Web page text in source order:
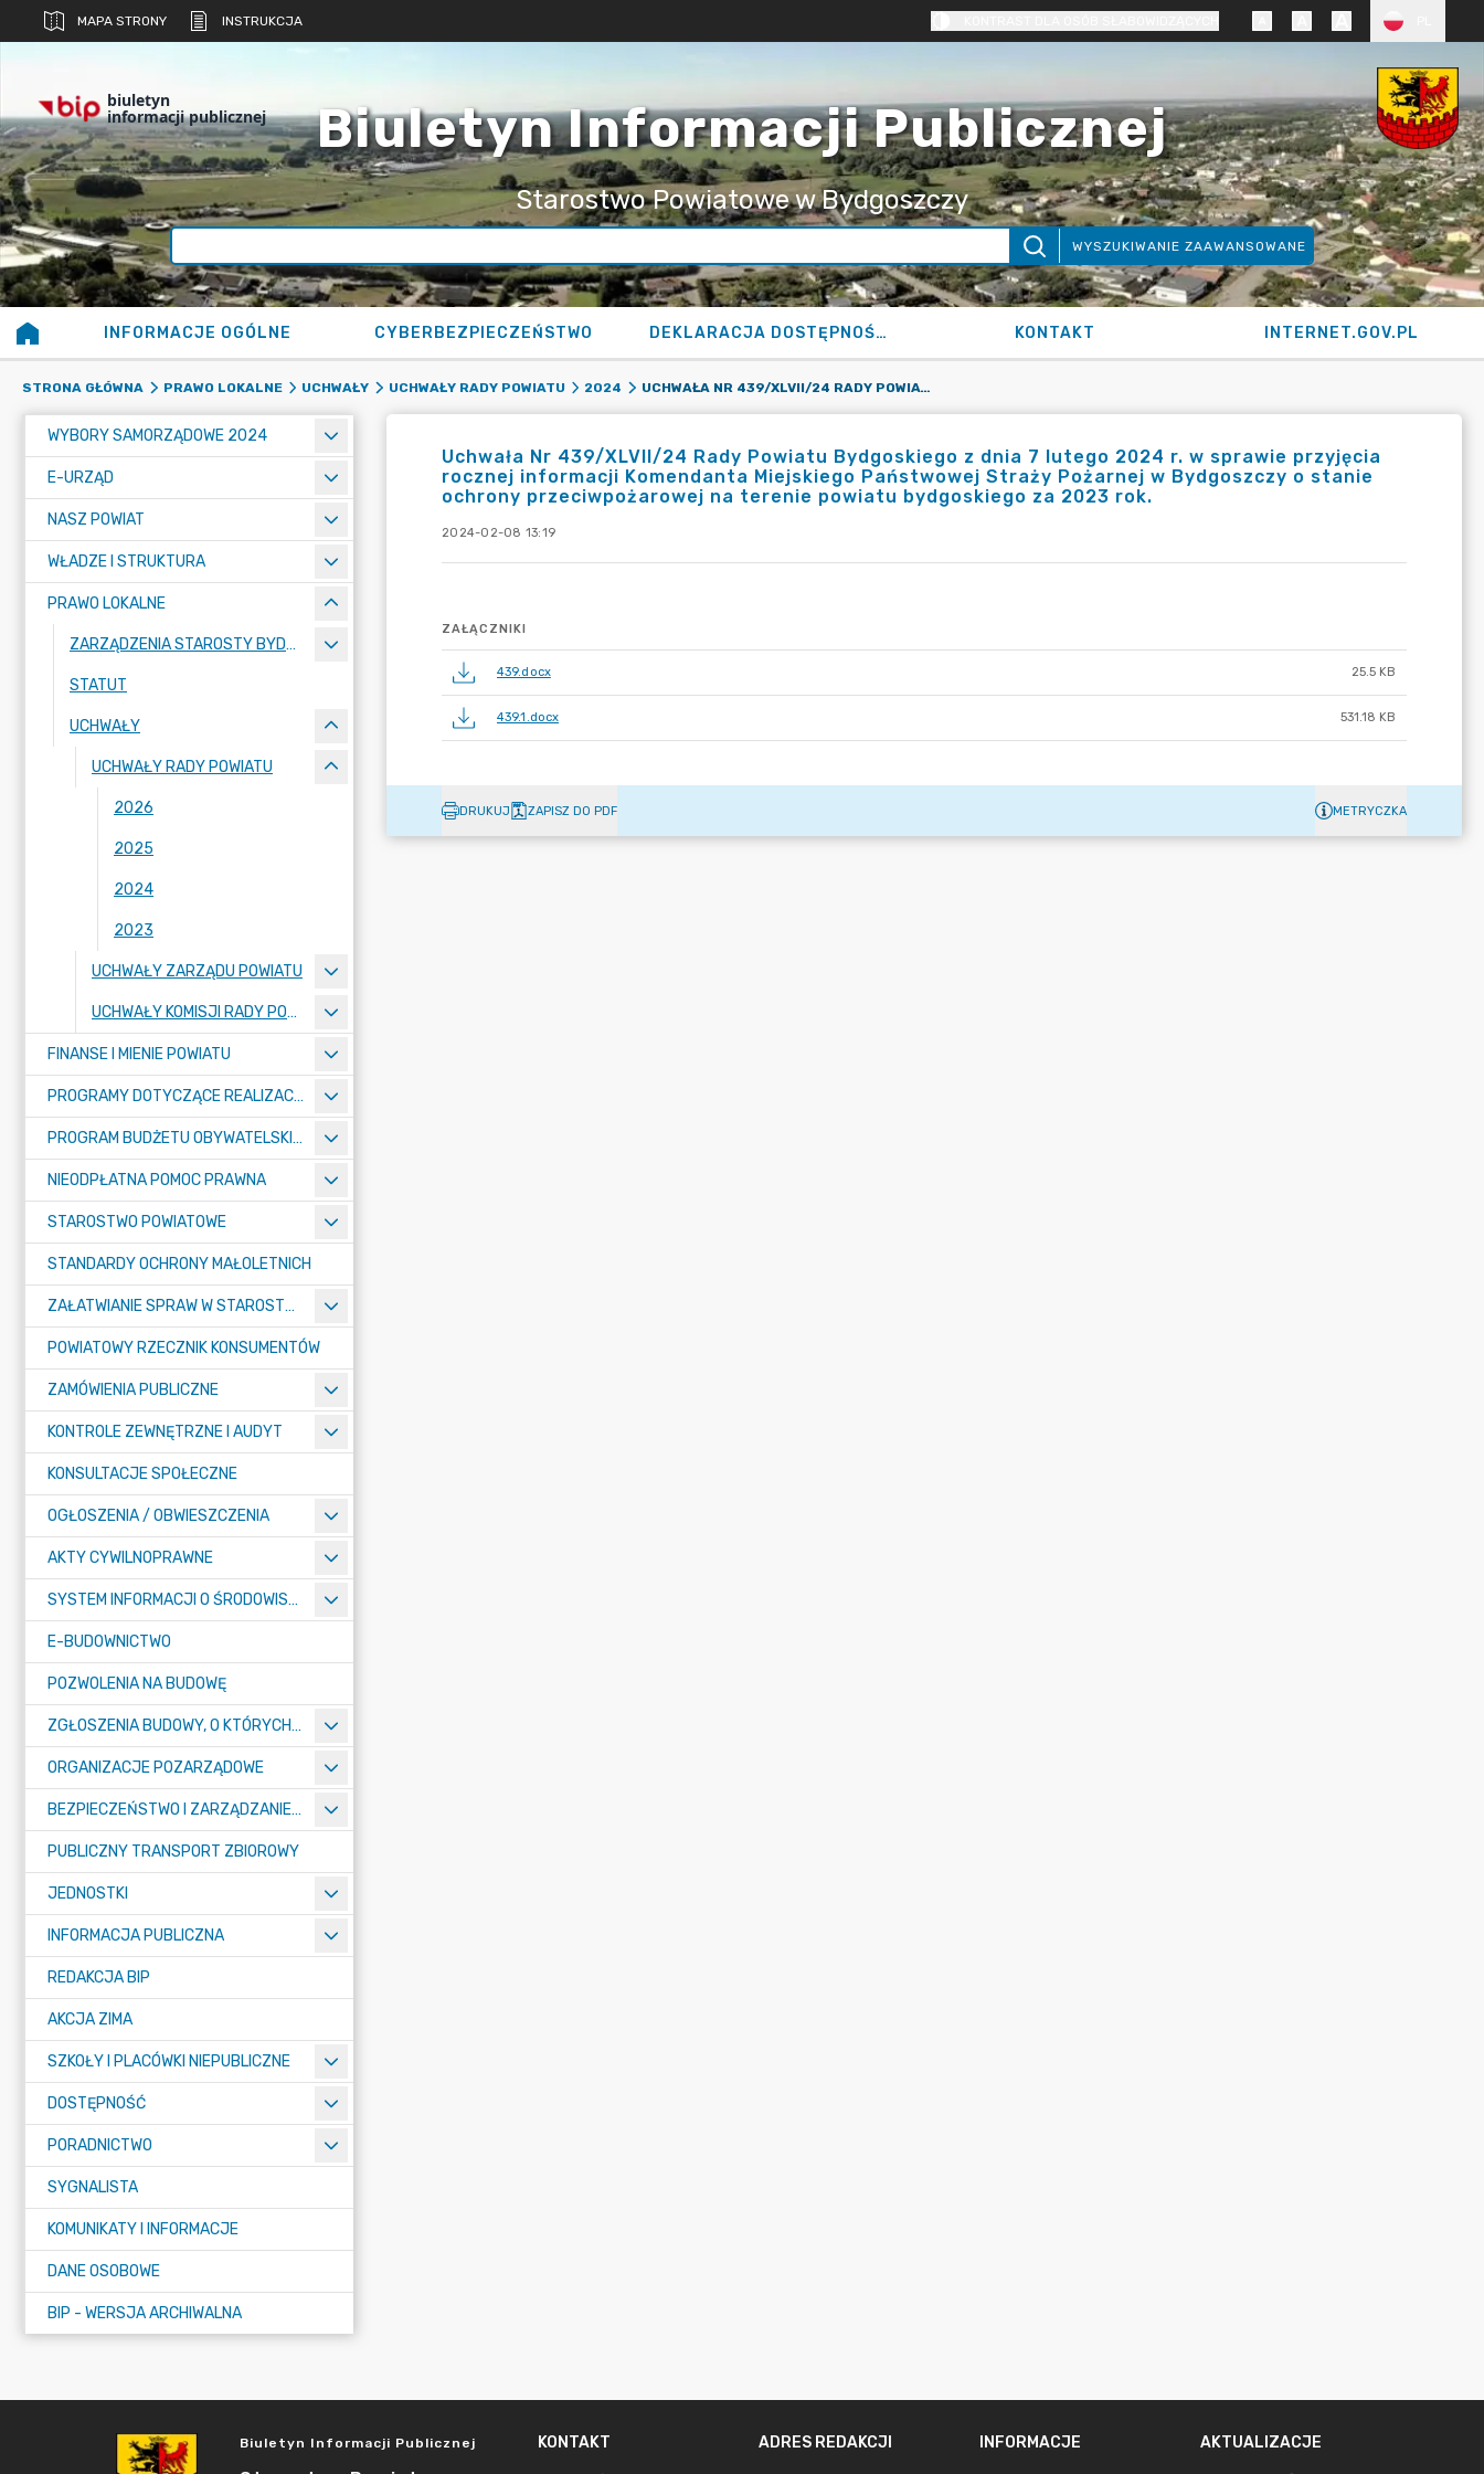
MAPA STRONY INSTRUKCJA
biuletyn
informacji publicznej Biuletyn Informacji Publicznej
Starostwo Powiatowe w Bydgoszczy
WYSZUKIWANIE ZAAWANSOWANE
INFORMACJE OGÓLNE CYBERBEZPIECZEŃSTWO DEKLARACJA DOSTĘPNOŚCI KONTAKT INTERNET.GOV.PL
STRONA GŁÓWNA PRAWO LOKALNE UCHWAŁY UCHWAŁY RADY POWIATU 2024 UCHWAŁA NR 439/XLVII/24 RADY POWIATU BYDGOSKIEGO Z DNIA 7 LUTEGO 2024 R. W SPRAWIE PRZYJĘCIA ROCZNEJ INFORMACJI KOMENDANTA MIEJSKIEGO PAŃSTWOWEJ STRAŻY POŻARNEJ W BYDGOSZCZY O STANIE OCHRONY PRZECIWPOŻAROWEJ NA TERENIE POWIATU BYDGOSKIEGO ZA 2023 ROK.
WYBORY SAMORZĄDOWE 2024
E-URZĄD
NASZ POWIAT
WŁADZE I STRUKTURA
PRAWO LOKALNE
ZARZĄDZENIA STAROSTY BYDGOSKIEGO
STATUT
UCHWAŁY
UCHWAŁY RADY POWIATU
2026
2025
2024
2023
UCHWAŁY ZARZĄDU POWIATU
UCHWAŁY KOMISJI RADY POWIATU
FINANSE I MIENIE POWIATU
PROGRAMY DOTYCZĄCE REALIZACJI ZADAŃ PUBLICZNYCH
PROGRAM BUDŻETU OBYWATELSKIEGO POWIATU BYDGOSKIEGO
NIEODPŁATNA POMOC PRAWNA
STAROSTWO POWIATOWE
STANDARDY OCHRONY MAŁOLETNICH
ZAŁATWIANIE SPRAW W STAROSTWIE
POWIATOWY RZECZNIK KONSUMENTÓW
ZAMÓWIENIA PUBLICZNE
KONTROLE ZEWNĘTRZNE I AUDYT
KONSULTACJE SPOŁECZNE
OGŁOSZENIA / OBWIESZCZENIA
AKTY CYWILNOPRAWNE
SYSTEM INFORMACJI O ŚRODOWISKU
E-BUDOWNICTWO
POZWOLENIA NA BUDOWĘ
ZGŁOSZENIA BUDOWY, O KTÓRYCH MOWA W ART. 29 UST. 1 PKT 1A, 2B I 19A USTAWY PRAWO BUDOWLANE
ORGANIZACJE POZARZĄDOWE
BEZPIECZEŃSTWO I ZARZĄDZANIE KRYZYSOWE
PUBLICZNY TRANSPORT ZBIOROWY
JEDNOSTKI
INFORMACJA PUBLICZNA
REDAKCJA BIP
AKCJA ZIMA
SZKOŁY I PLACÓWKI NIEPUBLICZNE
DOSTĘPNOŚĆ
PORADNICTWO
SYGNALISTA
KOMUNIKATY I INFORMACJE
DANE OSOBOWE
BIP - WERSJA ARCHIWALNA
Uchwała Nr 439/XLVII/24 Rady Powiatu Bydgoskiego z dnia 7 lutego 2024 r. w sprawie przyjęcia
rocznej informacji Komendanta Miejskiego Państwowej Straży Pożarnej w Bydgoszczy o stanie
ochrony przeciwpożarowej na terenie powiatu bydgoskiego za 2023 rok.
2024-02-08 13:19
ZAŁĄCZNIKI
439.docx 25.5 KB
439.1.docx 531.18 KB
DRUKUJ ZAPISZ DO PDF METRYCZKA
Biuletyn Informacji Publicznej KONTAKT ADRES REDAKCJI INFORMACJE AKTUALIZACJE